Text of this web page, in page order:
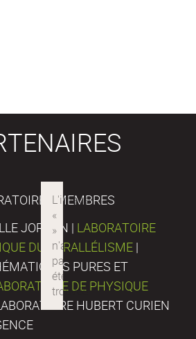
MEMBRES
JORDAN | LABORATOIRE
DU PARALLÉLISME |
PURES ET
DE PHYSIQUE
HUBERT CURIEN